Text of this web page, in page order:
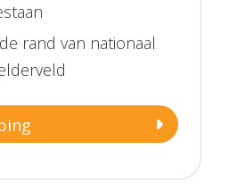
rand van nationaal